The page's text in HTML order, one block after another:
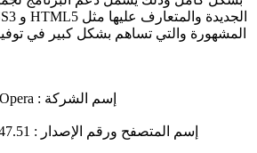
المشهورة والتي تساهم بشكل كبير في
إسم الشركة : Opera
إسم المتصفح ورقم الإصدار : Opera 89.0.4447.51